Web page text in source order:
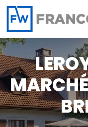
Panneau de gestion